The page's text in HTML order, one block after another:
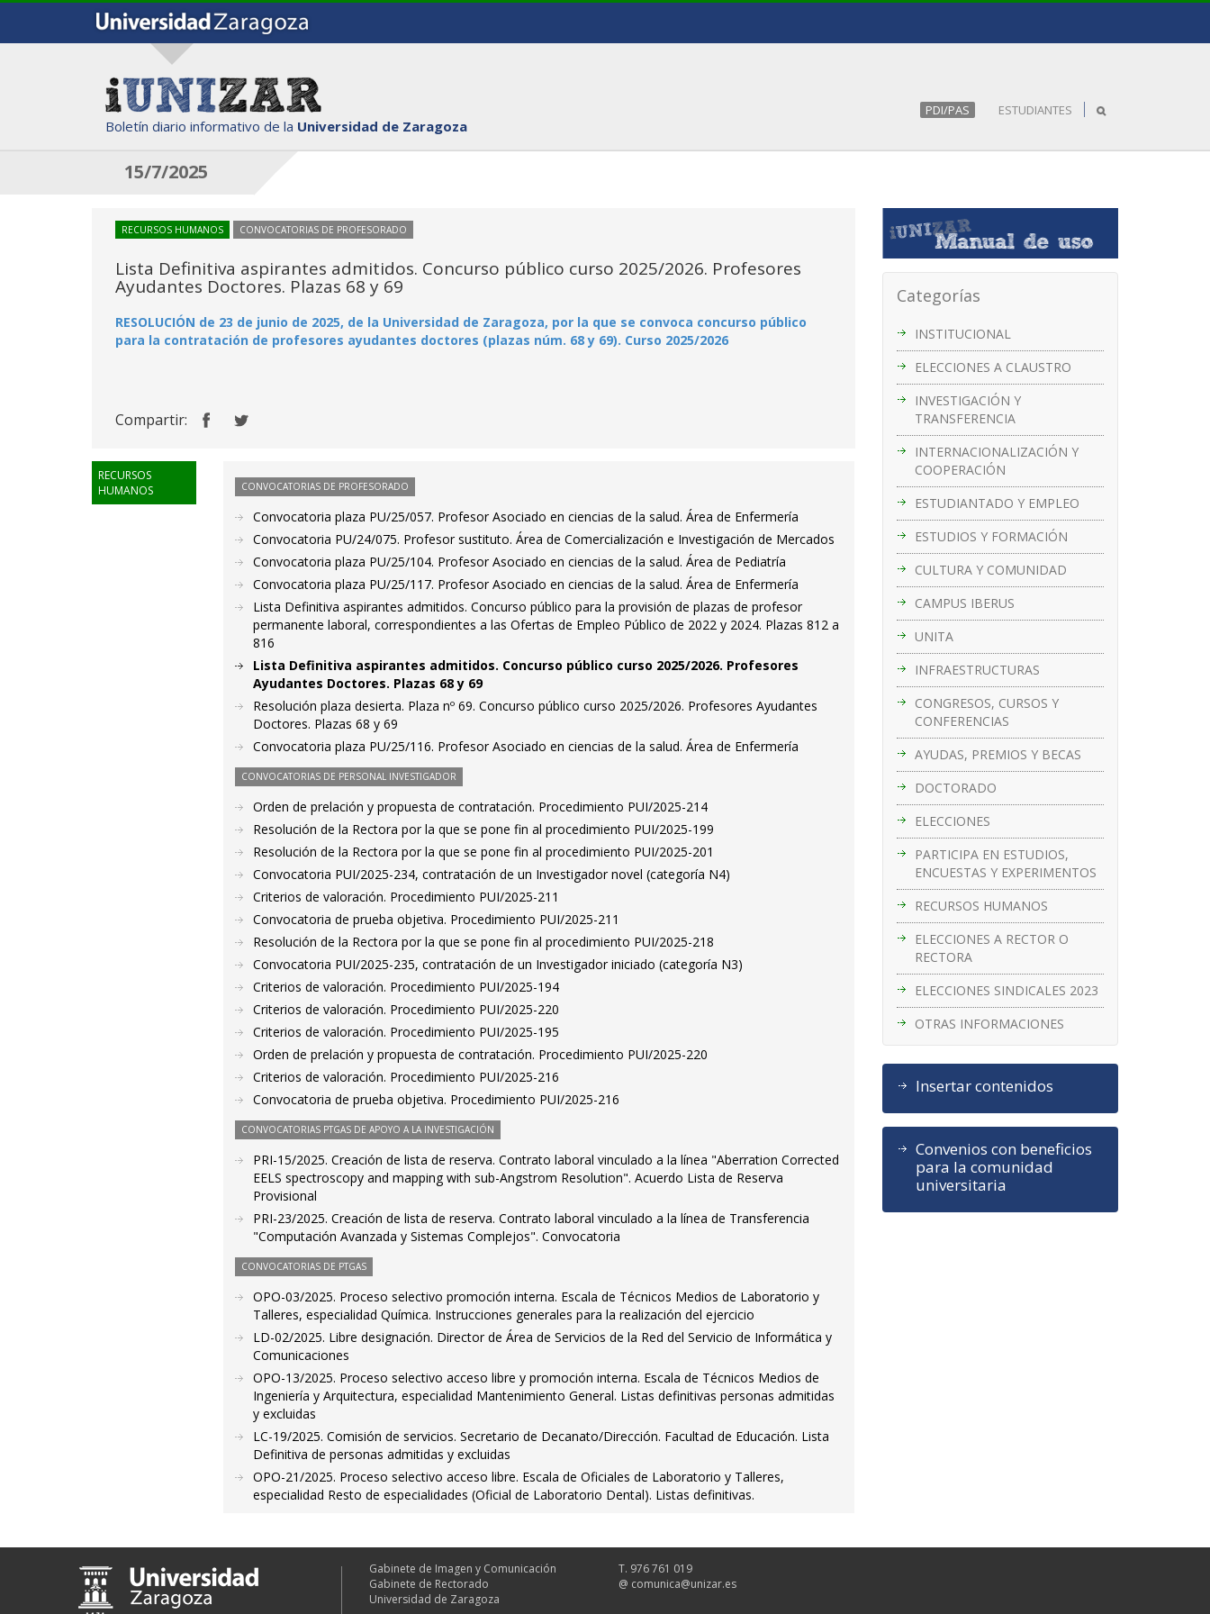
Boletín diario informativo de la Universidad de Zaragoza
PDI/PAS ESTUDIANTES
15/7/2025
Categorías
INSTITUCIONAL
ELECCIONES A CLAUSTRO
INVESTIGACIÓN Y
TRANSFERENCIA
INTERNACIONALIZACIÓN Y
COOPERACIÓN
ESTUDIANTADO Y EMPLEO
ESTUDIOS Y FORMACIÓN
CULTURA Y COMUNIDAD
CAMPUS IBERUS
UNITA
INFRAESTRUCTURAS
CONGRESOS, CURSOS Y
CONFERENCIAS
AYUDAS, PREMIOS Y BECAS
DOCTORADO
ELECCIONES
PARTICIPA EN ESTUDIOS,
ENCUESTAS Y EXPERIMENTOS
RECURSOS HUMANOS
ELECCIONES A RECTOR O
RECTORA
ELECCIONES SINDICALES 2023
OTRAS INFORMACIONES
Insertar contenidos
Convenios con beneficios
para la comunidad
universitaria
RECURSOS HUMANOS CONVOCATORIAS DE PROFESORADO
Lista Definitiva aspirantes admitidos. Concurso público curso 2025/2026. Profesores
Ayudantes Doctores. Plazas 68 y 69
RESOLUCIÓN de 23 de junio de 2025, de la Universidad de Zaragoza, por la que se convoca concurso público
para la contratación de profesores ayudantes doctores (plazas núm. 68 y 69). Curso 2025/2026
Compartir:
RECURSOS
HUMANOS
CONVOCATORIAS DE PROFESORADO
Convocatoria plaza PU/25/057. Profesor Asociado en ciencias de la salud. Área de Enfermería
Convocatoria PU/24/075. Profesor sustituto. Área de Comercialización e Investigación de Mercados
Convocatoria plaza PU/25/104. Profesor Asociado en ciencias de la salud. Área de Pediatría
Convocatoria plaza PU/25/117. Profesor Asociado en ciencias de la salud. Área de Enfermería
Lista Definitiva aspirantes admitidos. Concurso público para la provisión de plazas de profesor
permanente laboral, correspondientes a las Ofertas de Empleo Público de 2022 y 2024. Plazas 812 a
816
Lista Definitiva aspirantes admitidos. Concurso público curso 2025/2026. Profesores
Ayudantes Doctores. Plazas 68 y 69
Resolución plaza desierta. Plaza nº 69. Concurso público curso 2025/2026. Profesores Ayudantes
Doctores. Plazas 68 y 69
Convocatoria plaza PU/25/116. Profesor Asociado en ciencias de la salud. Área de Enfermería
CONVOCATORIAS DE PERSONAL INVESTIGADOR
Orden de prelación y propuesta de contratación. Procedimiento PUI/2025-214
Resolución de la Rectora por la que se pone fin al procedimiento PUI/2025-199
Resolución de la Rectora por la que se pone fin al procedimiento PUI/2025-201
Convocatoria PUI/2025-234, contratación de un Investigador novel (categoría N4)
Criterios de valoración. Procedimiento PUI/2025-211
Convocatoria de prueba objetiva. Procedimiento PUI/2025-211
Resolución de la Rectora por la que se pone fin al procedimiento PUI/2025-218
Convocatoria PUI/2025-235, contratación de un Investigador iniciado (categoría N3)
Criterios de valoración. Procedimiento PUI/2025-194
Criterios de valoración. Procedimiento PUI/2025-220
Criterios de valoración. Procedimiento PUI/2025-195
Orden de prelación y propuesta de contratación. Procedimiento PUI/2025-220
Criterios de valoración. Procedimiento PUI/2025-216
Convocatoria de prueba objetiva. Procedimiento PUI/2025-216
CONVOCATORIAS PTGAS DE APOYO A LA INVESTIGACIÓN
PRI-15/2025. Creación de lista de reserva. Contrato laboral vinculado a la línea "Aberration Corrected
EELS spectroscopy and mapping with sub-Angstrom Resolution". Acuerdo Lista de Reserva
Provisional
PRI-23/2025. Creación de lista de reserva. Contrato laboral vinculado a la línea de Transferencia
"Computación Avanzada y Sistemas Complejos". Convocatoria
CONVOCATORIAS DE PTGAS
OPO-03/2025. Proceso selectivo promoción interna. Escala de Técnicos Medios de Laboratorio y
Talleres, especialidad Química. Instrucciones generales para la realización del ejercicio
LD-02/2025. Libre designación. Director de Área de Servicios de la Red del Servicio de Informática y
Comunicaciones
OPO-13/2025. Proceso selectivo acceso libre y promoción interna. Escala de Técnicos Medios de
Ingeniería y Arquitectura, especialidad Mantenimiento General. Listas definitivas personas admitidas
y excluidas
LC-19/2025. Comisión de servicios. Secretario de Decanato/Dirección. Facultad de Educación. Lista
Definitiva de personas admitidas y excluidas
OPO-21/2025. Proceso selectivo acceso libre. Escala de Oficiales de Laboratorio y Talleres,
especialidad Resto de especialidades (Oficial de Laboratorio Dental). Listas definitivas.
Gabinete de Imagen y Comunicación
Gabinete de Rectorado
Universidad de Zaragoza
T. 976 761 019
@ comunica@unizar.es